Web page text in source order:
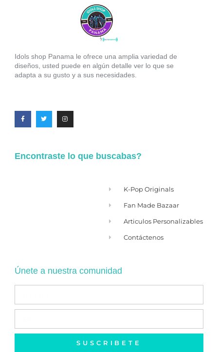
Idols shop Panama le ofrece una amplia variedad de
diseños, usted puede en algún detalle ver lo que se
adapta a su gusto y a sus necesidades.
Encontraste lo que buscabas?
K-Pop Originals
Fan Made Bazaar
Articulos Personalizables
Contáctenos
Únete a nuestra comunidad
SUSCRIBETE